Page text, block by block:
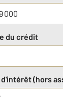
du crédit
d'intérêt (hors